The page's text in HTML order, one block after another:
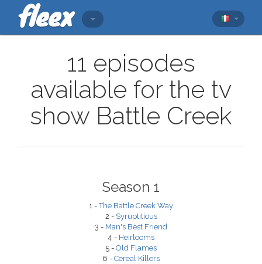
11 episodes
available for the tv
show Battle Creek
Season 1
1 -The Battle Creek Way
2 - Syruptitious
3 - Man's Best Friend
4 - Heirlooms
5 - Old Flames
6 - Cereal Killers